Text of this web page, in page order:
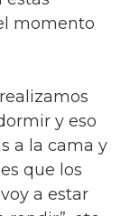
momento
y eso
a la cama y
que los
a estar